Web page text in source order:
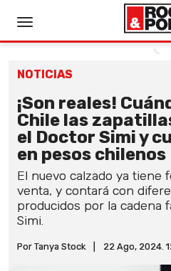
NOTICIAS
¡Son reales!
Chile las
el Doctor Simi y
en pesos chilenos
El nuevo calzado ya tiene
venta, y contará con
producidos por la cadena
Simi.
Por Tanya Stock 22 Ago, 2024.